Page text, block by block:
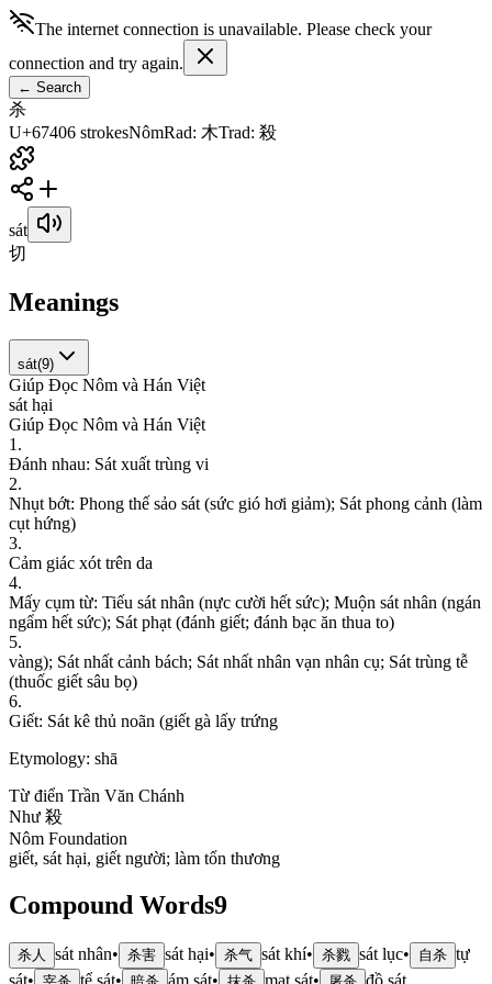
The internet connection is unavailable. Please check your
connection and try again.
← Search
杀
U+67406 strokesNômRad: 木Trad: 殺
sát
切
Meanings
sát(9)
Giúp Đọc Nôm và Hán Việt
sát hại
Giúp Đọc Nôm và Hán Việt
1 .
Đánh nhau: Sát xuất trùng vi
2.
Nhụt bớt: Phong thế sảo sát (sức gió hơi giảm); Sát phong cảnh (làm
cụt hứng)
3.
Cảm giác xót trên da
4.
Mấy cụm từ: Tiếu sát nhân (nực cười hết sức); Muộn sát nhân (ngán
ngẩm hết sức); Sát phạt (đánh giết; đánh bạc ăn thua to)
5.
vàng); Sát nhất cảnh bách; Sát nhất nhân vạn nhân cụ; Sát trùng tễ
(thuốc giết sâu bọ)
6.
Giết: Sát kê thủ noãn (giết gà lấy trứng
Etymology: shā
Từ điển Trần Văn Chánh
Như 殺
Nôm Foundation
giết, sát hại, giết người; làm tổn thương
Compound Words9
杀人 sát nhân• 杀害 sát hại• 杀气 sát khí• 杀戮 sát lục• 自杀 tự
sát• tể sát• ám sát• mạt sát• đồ sát